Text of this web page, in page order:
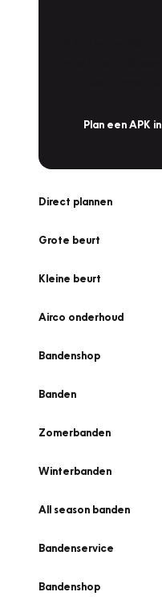
Plan een APK in
Direct plannen
Grote beurt
Kleine beurt
Airco onderhoud
Bandenshop
Banden
Zomerbanden
Winterbanden
All season banden
Bandenservice
Bandenshop